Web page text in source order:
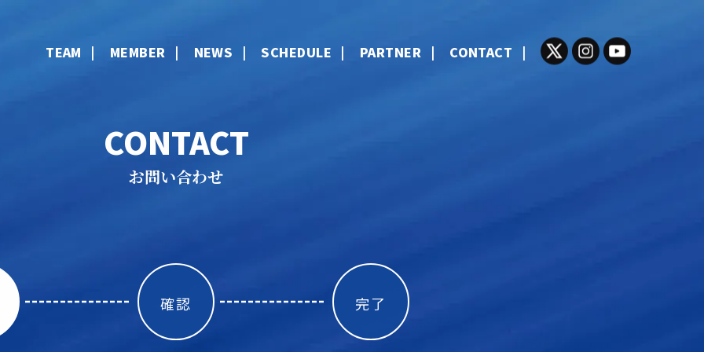
TEAM MEMBER NEWS SCHEDULE PARTNER CONTACT
CONTACT
お問い合わせ
確認 完了